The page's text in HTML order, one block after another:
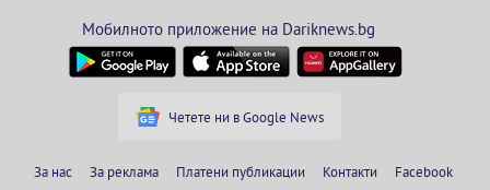
Мобилното приложение на Dariknews.bg
Четете ни в Google News
За нас За реклама Платени публикации Контакти Facebook